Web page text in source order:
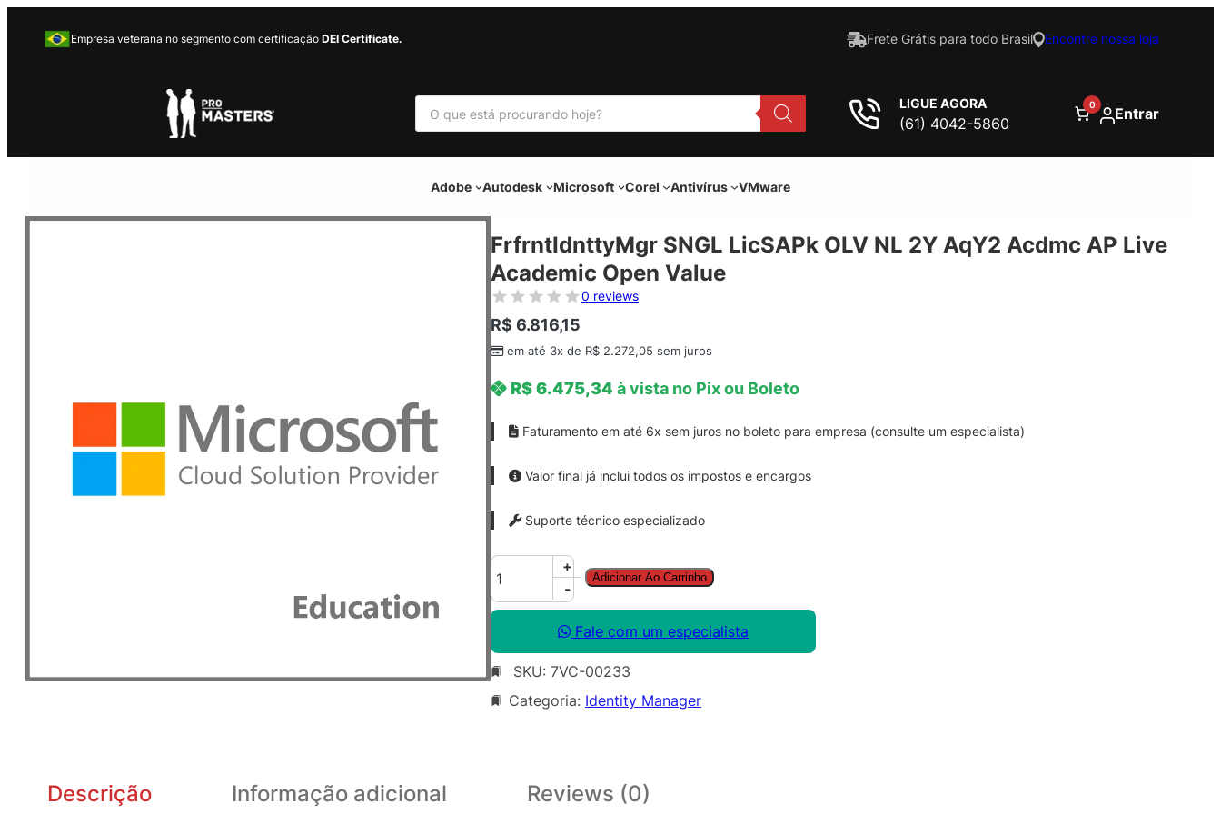
Empresa veterana no segmento com certificação DEI Certificate. Frete Grátis para todo Brasil Encontre nossa loja
P
s
u
r
LIGUE AGORA
(61) 4042-5860
0 Entrar
Adobe Autodesk Microsoft Corel Antivírus VMware
FrfrntIdnttyMgr SNGL LicSAPk OLV NL 2Y AqY2 Acdmc AP Live
Academic Open Value
0 reviews
R$ 6.816,15
em até 3x de R$ 2.272,05 sem juros
R$6.475,34 à vista no Pix ou Boleto
Faturamento em até 6x sem juros no boleto para empresa (consulte um especialista)
Valor final já inclui todos os impostos e encargos
Suporte técnico especializado
F
f
n
t
I
+
-
Adicionar Ao Carrinho
Fale com um especialista
SKU: 7VC-00233
Categoria: Identity Manager
Descrição Informação adicional Reviews (0)